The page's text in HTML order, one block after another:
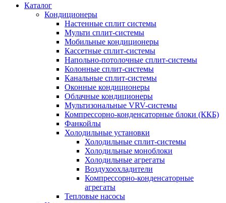
Каталог
Кондиционеры
Настенные сплит системы
Мульти сплит-системы
Мобильные кондиционеры
Кассетные сплит-системы
Напольно-потолочные сплит-системы
Колонные сплит-системы
Канальные сплит-системы
Оконные кондиционеры
Облачные кондиционеры
Мультизональные VRV-системы
Компрессорно-конденсаторные блоки (ККБ)
Фанкойлы
Холодильные установки
Холодильные сплит-системы
Холодильные моноблоки
Холодильные агрегаты
Воздухоохладители
Компрессорно-конденсаторные
агрегаты
Тепловые насосы